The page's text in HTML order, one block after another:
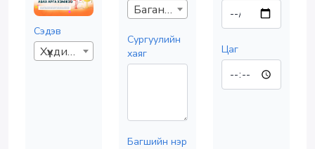
Сэдэв
Хүүхдийн эрх зөрчигдвөл авах арга хэмжээ
Багануур: Боловсрол сургууль
Сургуулийн
хаяг
Багшийн нэр
Цаг